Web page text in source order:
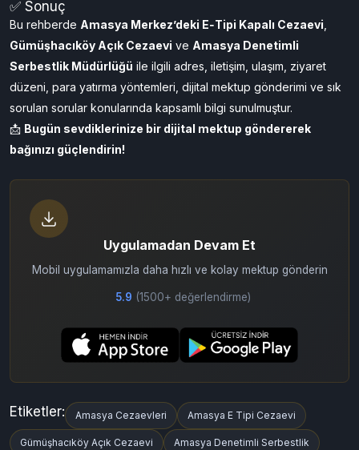
edilir.
📌Avukat görüşü nasıl sağlanır?
Önceden randevu alınarak görüşme ayarlanmalı; SEGBİS sistemi
mevcutsa görüntülü görüşmede kullanılabilir.
✅ Sonuç
Bu rehberdeAmasya Merkez’deki E‑Tipi Kapalı Cezaevi
Gümüşhacıköy Açık CezaeviveAmasya Denetimli
Serbestlik Müdürlüğü
sorulan sorular konularında kapsamlı bilgi sunulmuştur.
Bugün sevdiklerinize bir
bağınızı güçlendirin!
Uygulamadan Devam Et
Mobil uygulamamızla daha hızlı ve kolay mektup gönderin